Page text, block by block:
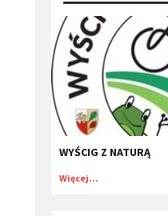
WYŚCIG Z NATURĄ
Więcej...